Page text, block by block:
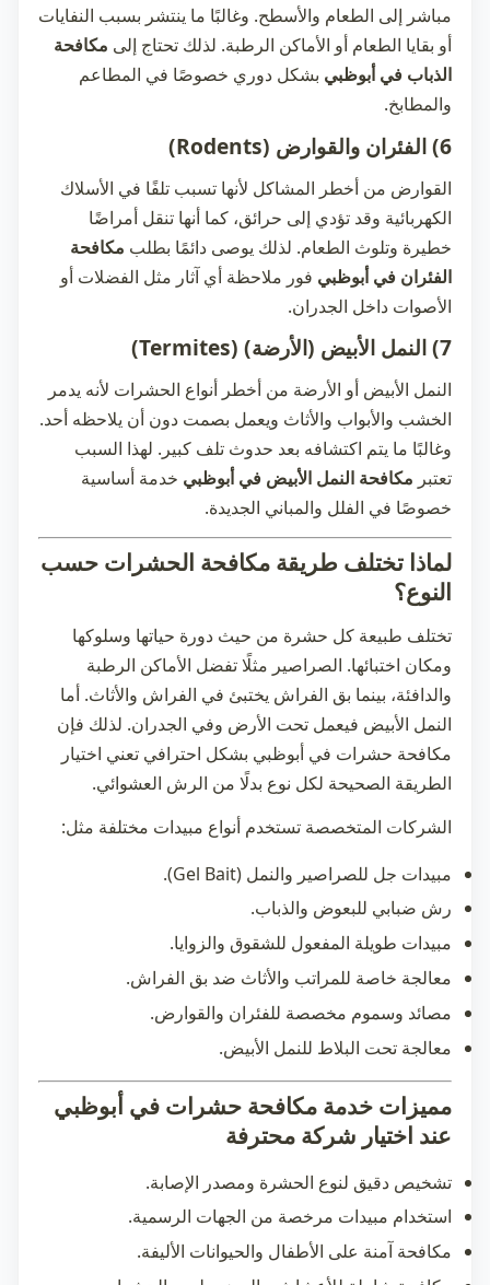
مباشر إلى الطعام والأسطح. وغالبًا ما ينتشر بسبب النفايات
أو بقايا الطعام أو الأماكن الرطبة. لذلك تحتاج إلى مكافحة
الذباب في أبوظبي بشكل دوري خصوصًا في المطاعم
والمطابخ.
6) الفئران والقوارض (Rodents)
القوارض من أخطر المشاكل لأنها تسبب تلفًا في الأسلاك
الكهربائية وقد تؤدي إلى حرائق، كما أنها تنقل أمراضًا
خطيرة وتلوث الطعام. لذلك يوصى دائمًا بطلب مكافحة
الفئران في أبوظبي فور ملاحظة أي آثار مثل الفضلات أو
الأصوات داخل الجدران.
7) النمل الأبيض (الأرضة) (Termites)
النمل الأبيض أو الأرضة من أخطر أنواع الحشرات لأنه يدمر
الخشب والأبواب والأثاث ويعمل بصمت دون أن يلاحظه أحد.
وغالبًا ما يتم اكتشافه بعد حدوث تلف كبير. لهذا السبب
تعتبر مكافحة النمل الأبيض في أبوظبي خدمة أساسية
خصوصًا في الفلل والمباني الجديدة.
لماذا تختلف طريقة مكافحة الحشرات حسب
النوع؟
تختلف طبيعة كل حشرة من حيث دورة حياتها وسلوكها
ومكان اختبائها. الصراصير مثلًا تفضل الأماكن الرطبة
والدافئة، بينما بق الفراش يختبئ في الفراش والأثاث. أما
النمل الأبيض فيعمل تحت الأرض وفي الجدران. لذلك فإن
مكافحة حشرات في أبوظبي بشكل احترافي تعني اختيار
الطريقة الصحيحة لكل نوع بدلًا من الرش العشوائي.
الشركات المتخصصة تستخدم أنواع مبيدات مختلفة مثل:
مبيدات جل للصراصير والنمل (Gel Bait).
رش ضبابي للبعوض والذباب.
مبيدات طويلة المفعول للشقوق والزوايا.
معالجة خاصة للمراتب والأثاث ضد بق الفراش.
مصائد وسموم مخصصة للفئران والقوارض.
معالجة تحت البلاط للنمل الأبيض.
مميزات خدمة مكافحة حشرات في أبوظبي
عند اختيار شركة محترفة
تشخيص دقيق لنوع الحشرة ومصدر الإصابة.
استخدام مبيدات مرخصة من الجهات الرسمية.
مكافحة آمنة على الأطفال والحيوانات الأليفة.